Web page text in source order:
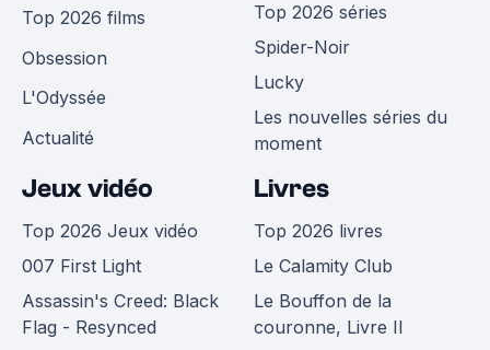
Top 2026 films
Obsession
L'Odyssée
Actualité
Top 2026 séries
Spider-Noir
Lucky
Les nouvelles séries du
moment
Jeux vidéo
Top 2026 Jeux vidéo
007 First Light
Assassin's Creed: Black
Flag - Resynced
Livres
Top 2026 livres
Le Calamity Club
Le Bouffon de la
couronne, Livre II